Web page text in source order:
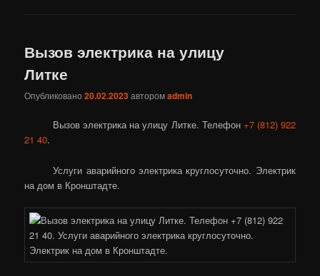
Вызов электрика на улицу
Литке
Опубликовано20.02.2023авторомadmin
Вызов электрика на улицу Литке. Телефон +7 (812) 922
21 40.
Услуги аварийного электрика круглосуточно. Электрик
на дом в Кронштадте.